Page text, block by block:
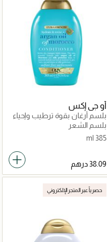
أو جي إكس
بلسم أرغان بقوة ترطيب وإحياء
فائقة
بلسم الشعر
385 ml
حصرياً عبر المتجر الإلكتروني